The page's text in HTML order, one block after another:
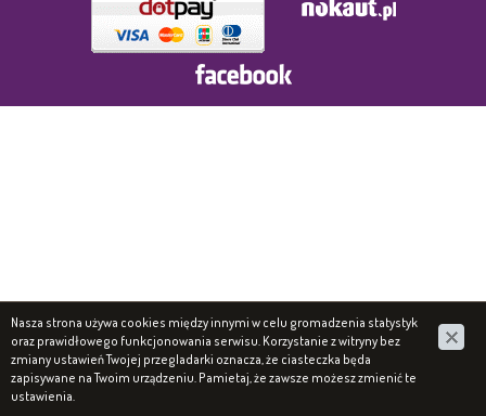
Nasza strona używa cookies między innymi w celu gromadzenia statystyk
oraz prawidłowego funkcjonowania serwisu. Korzystanie z witryny bez
zmiany ustawień Twojej przegladarki oznacza, że ciasteczka będa
zapisywane na Twoim urządzeniu. Pamietaj, że zawsze możesz zmienić te
ustawienia.